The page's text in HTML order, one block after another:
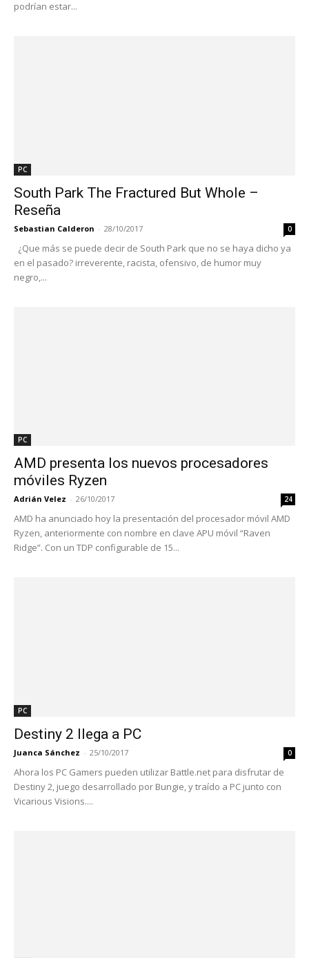
podrían estar...
PC
South Park The Fractured But Whole –
Reseña
Sebastian Calderon - 28/10/2017 0
¿Que más se puede decir de South Park que no se haya dicho ya
en el pasado? irreverente, racista, ofensivo, de humor muy
negro,...
PC
AMD presenta los nuevos procesadores
móviles Ryzen
Adrián Velez - 26/10/2017 24
AMD ha anunciado hoy la presentación del procesador móvil AMD
Ryzen, anteriormente con nombre en clave APU móvil “Raven
Ridge”. Con un TDP configurable de 15...
PC
Destiny 2 llega a PC
Juanca Sánchez - 25/10/2017 0
Ahora los PC Gamers pueden utilizar Battle.net para disfrutar de
Destiny 2, juego desarrollado por Bungie, y traído a PC junto con
Vicarious Visions....